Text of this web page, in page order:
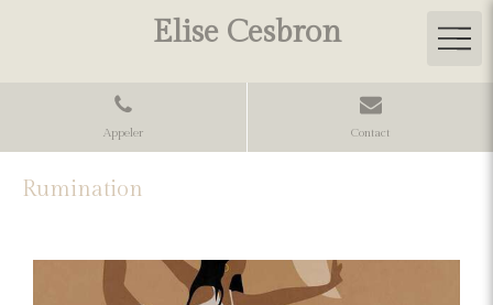
Elise Cesbron
Appeler Contact
Rumination